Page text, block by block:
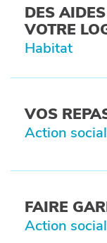
DES
VOTRE
Habitat
VOS
Action
FAIRE
Action